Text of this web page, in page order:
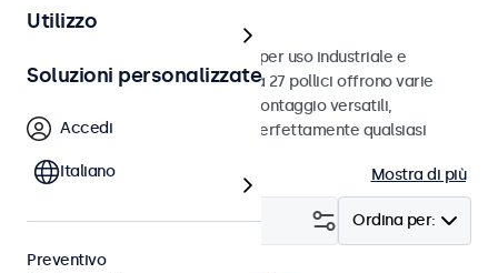
Monitor da 27 pollici
Monitor da 27 pollici progettati per uso industriale e
commerciale. Questi monitor da 27 pollici offrono varie
connessioni video e opzioni di montaggio versatili,
consentendo loro di integrarsi perfettamente qualsiasi
Mostra di più
Ordina per:
Filtro (1)
Utilizzo
Soluzioni personalizzate
Accedi
Italiano
Preventivo